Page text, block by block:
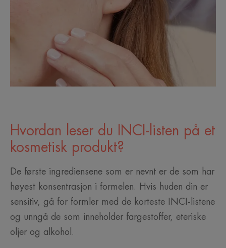
Hvordan leser du INCI-listen på et
kosmetisk produkt?
De første ingrediensene som er nevnt er de som har
høyest konsentrasjon i formelen. Hvis huden din er
sensitiv, gå for formler med de korteste INCI-listene
og unngå de som inneholder fargestoffer, eteriske
oljer og alkohol.